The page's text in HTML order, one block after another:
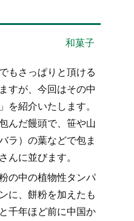
和菓子
もさっぱりと頂ける
すが、今回はその中
を紹介いたします。
んだ饅頭で、笹や山
ラ）の葉などで包ま
んに並びます。
の中の植物性タンパ
に、餅粉を加えたも
千年ほど前に中国か